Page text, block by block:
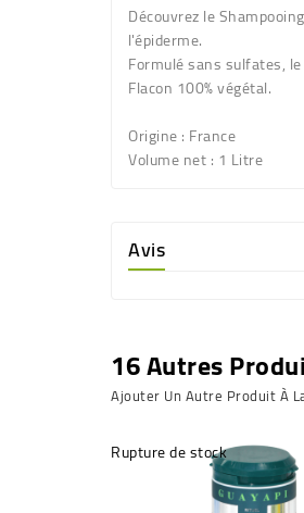
Découvrez le
l'épiderme.
Formulé sans sulfates,
Flacon 100% végétal.
Origine : France
Volume net: 1 Litre
Avis
16 Autres
Ajouter Un Autre Produit À
Rupture de stock